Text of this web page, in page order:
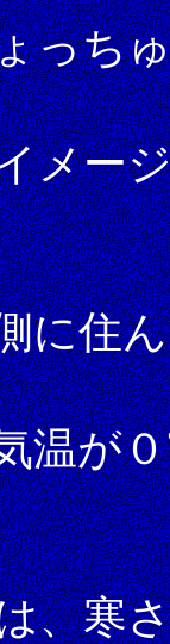
っち
メー
に住
温
、寒